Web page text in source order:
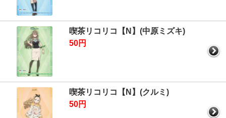
喫茶リコリコ【N】(中原ミズキ)
50円
喫茶リコリコ【N】(クルミ)
50円